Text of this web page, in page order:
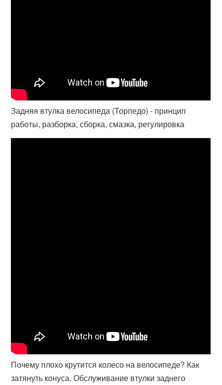
Задняя втулка велосипеда (Торпедо) - принцип
работы, разборка, сборка, смазка, регулировка
Почему плохо крутится колесо на велосипеде? Как
затянуть конуса. Обслуживание втулки заднего